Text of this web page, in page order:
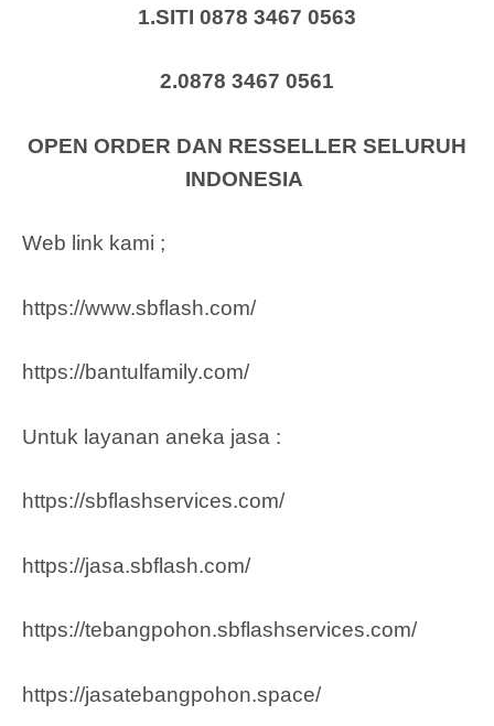
1.SITI 0878 3467 0563
2.0878 3467 0561
OPEN ORDER DAN RESSELLER SELURUH
INDONESIA
Web link kami ;
https://www.sbflash.com/
https://bantulfamily.com/
Untuk layanan aneka jasa :
https://sbflashservices.com/
https://jasa.sbflash.com/
https://tebangpohon.sbflashservices.com/
https://jasatebangpohon.space/